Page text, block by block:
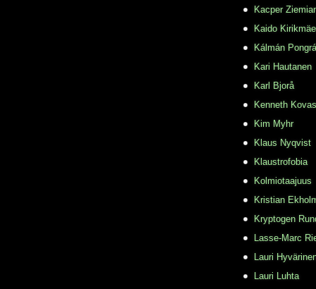
Kacper
Kaido Kirikmäe
Kálmán
Kari Hautanen
Karl Bjorå
Kenneth
Kim Myhr
Klaus Nyqvist
Klaustrofobia
Kolmiotaajuus
Kristian
Kryptogen
Lasse-Marc
Lauri
Lauri Luhta